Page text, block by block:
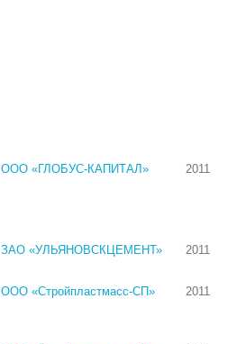
ООО «ГЛОБУС-КАПИТАЛ» 2011
ЗАО «УЛЬЯНОВСКЦЕМЕНТ» 2011
ООО «Стройпластмасс-СП» 2011